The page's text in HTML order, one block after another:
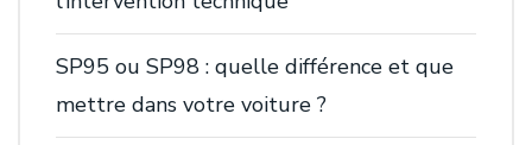
SP95 ou SP98 : quelle différence et que
mettre dans votre voiture ?